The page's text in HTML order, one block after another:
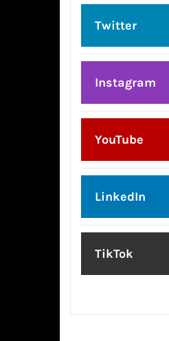
Twitter
Instagram
YouTube
LinkedIn
TikTok